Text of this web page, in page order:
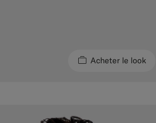
Acheter le look